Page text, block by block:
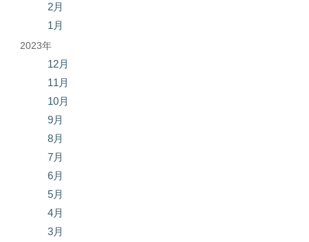
2月
1月
2023年
12月
11月
10月
9月
8月
7月
6月
5月
4月
3月